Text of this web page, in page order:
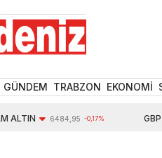
GÜNDEM TRABZON EKONOMİ
6484,95 -0,17%